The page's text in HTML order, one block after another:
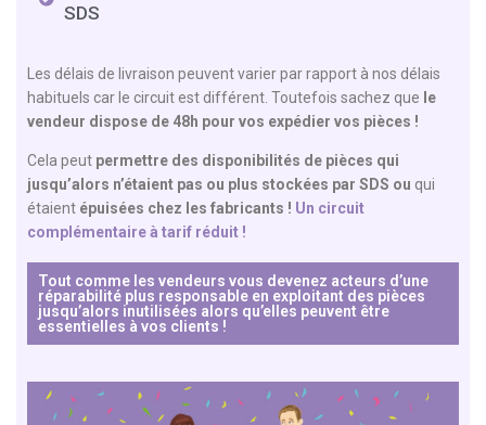
SDS
Les délais de livraison peuvent varier par rapport à nos délais
habituels car le circuit est différent. Toutefois sachez que le
vendeur dispose de 48h pour vos expédier vos pièces !
Cela peut permettre des disponibilités de pièces qui
jusqu’alors n’étaient pas ou plus stockées par SDS ou qui
étaient épuisées chez les fabricants ! Un circuit
complémentaire à tarif réduit !
Tout comme les vendeurs vous devenez acteurs d’une
réparabilité plus responsable en exploitant des pièces
jusqu’alors inutilisées alors qu’elles peuvent être
essentielles à vos clients !